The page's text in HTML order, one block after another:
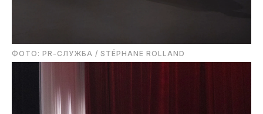
ФОТО: PR-СЛУЖБА / STÉPHANE ROLLAND